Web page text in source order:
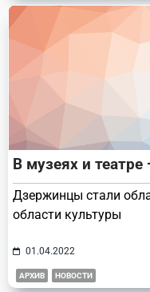
В музеях и театре
Дзержинцы стали
области культуры
01.04.2022
АРХИВ НОВОСТИ